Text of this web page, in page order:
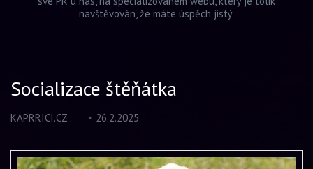
navštěvován, že máte úspěch jistý.
Socializace štěňátka
KAPRRICI.CZ 26.2.2025